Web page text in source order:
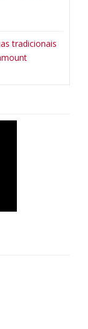
tradicionais